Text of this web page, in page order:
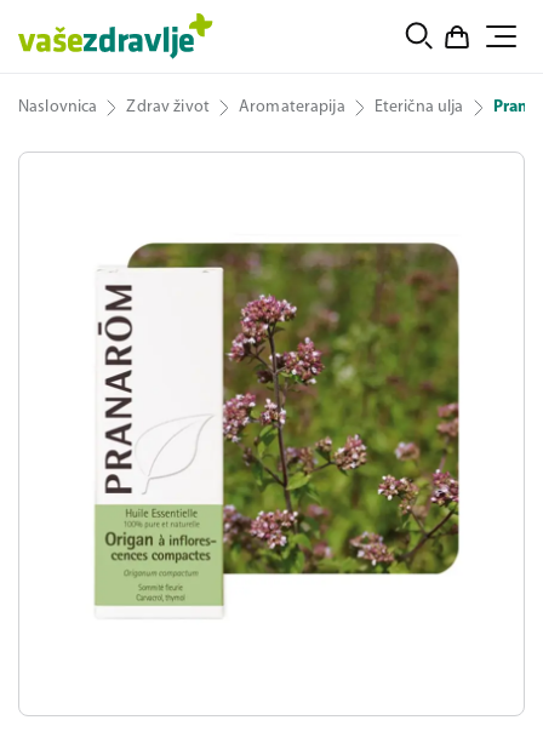
Naslovnica Zdrav život Aromaterapija Eterična ulja